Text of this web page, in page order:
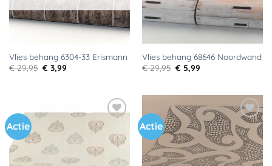
Vlies behang 6304-33 Erismann
€29,95 Oorspronkelijke
prijs
€ 3,99Huidige
Vlies behang 68646 Noordwand
€29,95 Oorspronkelijke
prijs
€ 5,99Huidige
Actie
Toevoegen
aan
verlanglijst
Actie
Toevoegen
aan
verlanglijst